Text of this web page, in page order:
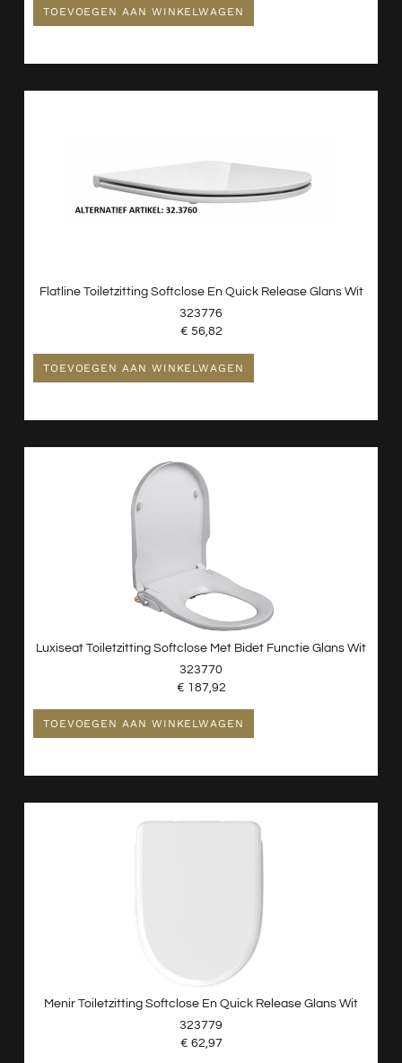
TOEVOEGEN AAN WINKELWAGEN
Flatline Toiletzitting Softclose En Quick Release Glans Wit
323776
€ 56,82
TOEVOEGEN AAN WINKELWAGEN
Luxiseat Toiletzitting Softclose Met Bidet Functie Glans Wit
323770
€ 187,92
TOEVOEGEN AAN WINKELWAGEN
Menir Toiletzitting Softclose En Quick Release Glans Wit
323779
€ 62,97